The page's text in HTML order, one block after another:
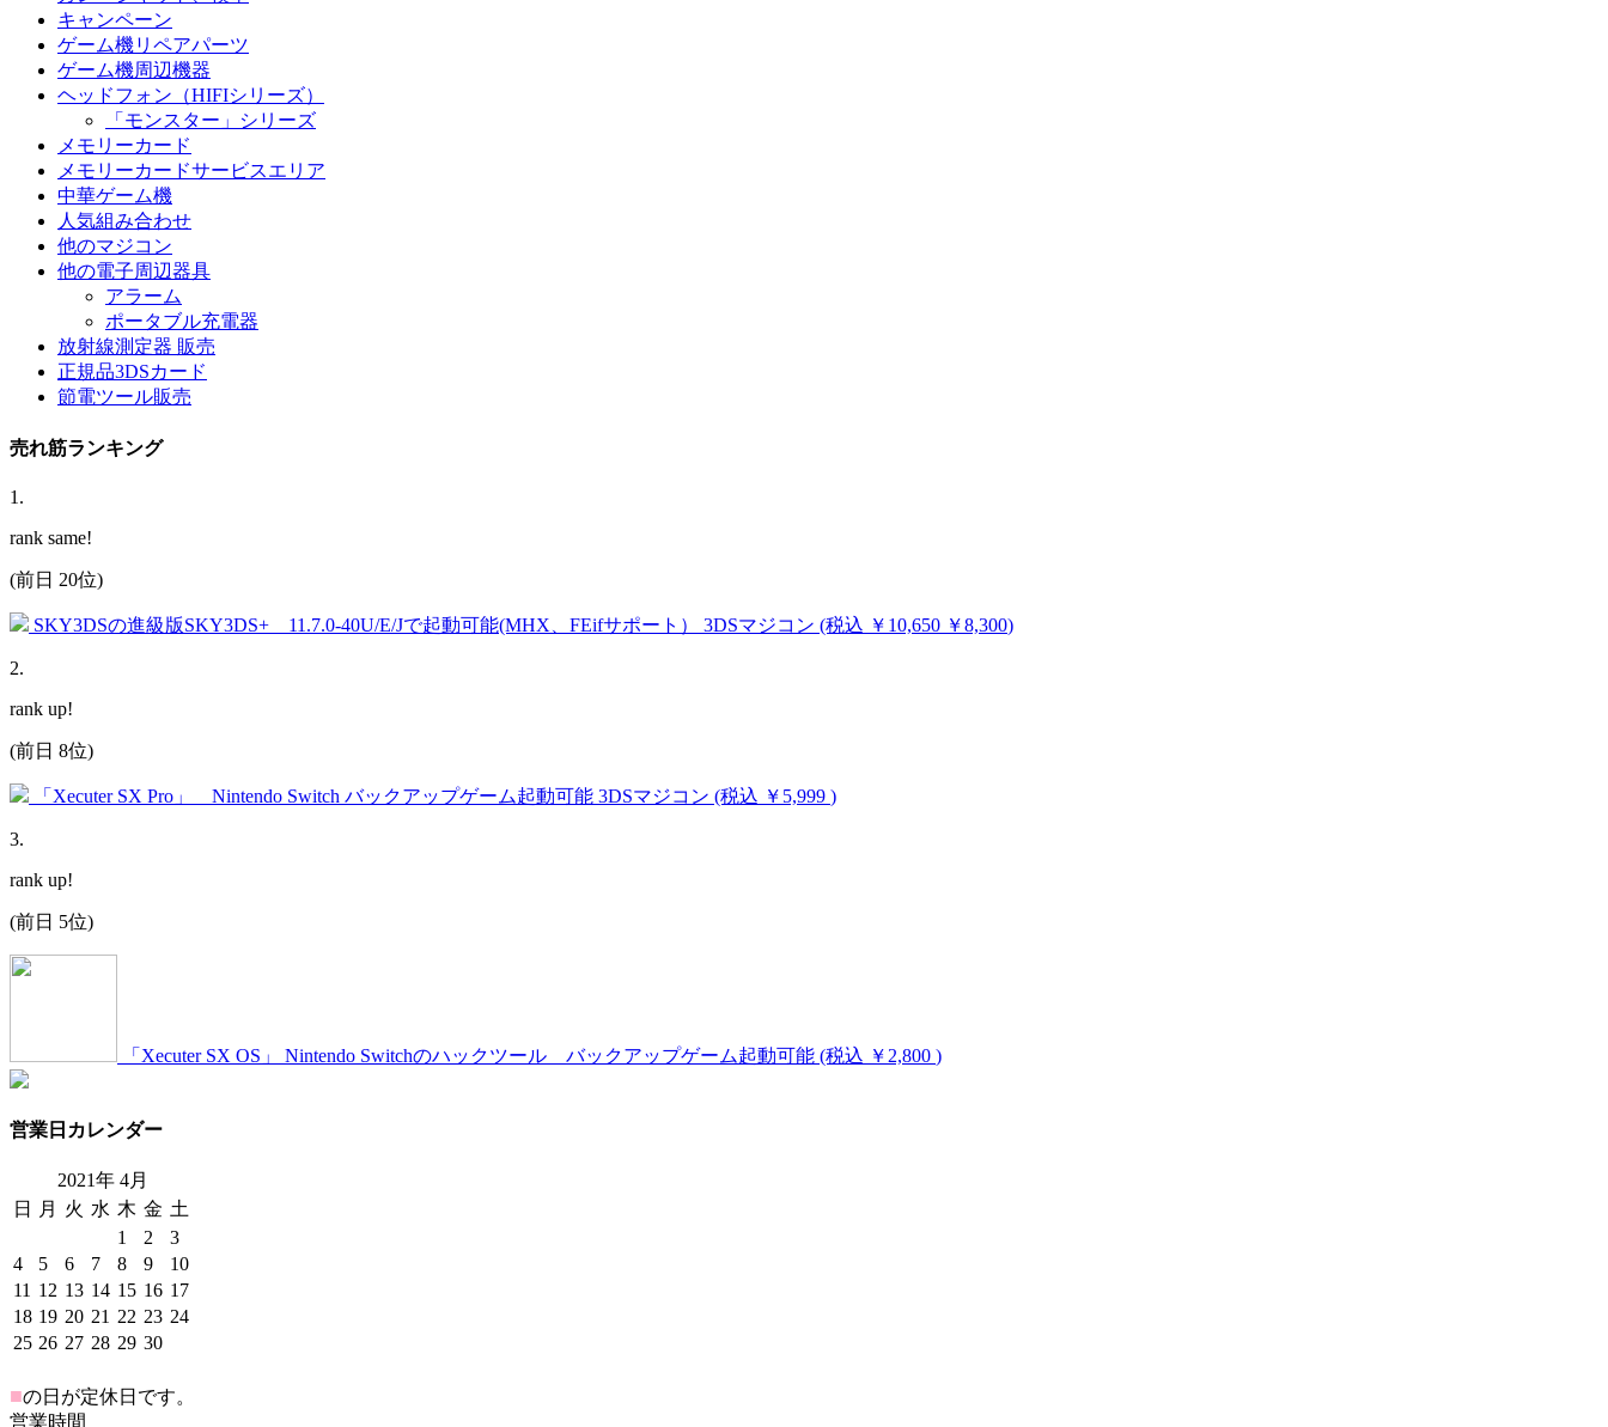
キャンペーン
ゲーム機リペアパーツ
ゲーム機周辺機器
ヘッドフォン（HIFIシリーズ）
「モンスター」シリーズ
メモリーカード
メモリーカードサービスエリア
中華ゲーム機
人気組み合わせ
他のマジコン
他の電子周辺器具
アラーム
ポータブル充電器
放射線測定器 販売
正規品3DSカード
節電ツール販売
売れ筋ランキング
1 .
rank same!
(前日 20位)
SKY3DSの進級版SKY3DS+ 11.7.0-40U/E/Jで起動可能(MHX、FEifサポート） 3DSマジコン (税込 ￥10,650 ￥8,300)
2.
rank up!
(前日 8位)
「Xecuter SX Pro」 Nintendo Switch バックアップゲーム起動可能 3DSマジコン (税込 ￥5,999 )
3.
rank up!
(前日 5位)
「Xecuter SX OS」 Nintendo Switchのハックツール バックアップゲーム起動可能 (税込 ￥2,800 )
営業日カレンダー
2021年4月
日
月 火 水 木 金 土
1
2
3
4
5 6 7 8 9
10
11 12 13 14 15 16 17
18 19 20 21 22 23 24
25 26 27 28 29 30
■の日が定休日です。
営業時間